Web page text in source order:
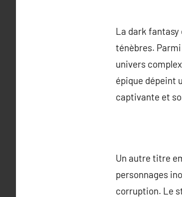
La dark
ténèbres.
univers
épique dépeint
captivante et
Un autre titre
personnages
corruption. Le